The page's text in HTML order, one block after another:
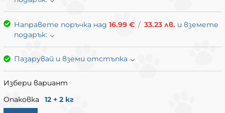
Направете поръчка над 16.99 € / 33.23 лв. и вземете
подарък:
Пазарувай и вземи отстъпка
Избери вариант
Опаковка
12 + 2 кг